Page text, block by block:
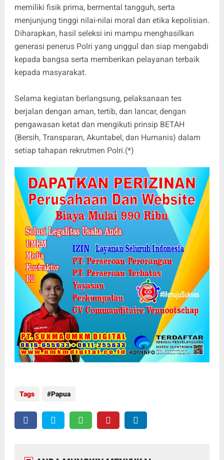
memiliki fisik prima, bermental tangguh, serta
menjunjung tinggi nilai-nilai moral dan etika kepolisian.
Diharapkan, hasil seleksi ini mampu menghasilkan
generasi penerus Polri yang unggul dan siap mengabdi
kepada bangsa serta memberikan pelayanan terbaik
kepada masyarakat.
Selama kegiatan berlangsung, pelaksanaan tes
berjalan dengan aman, tertib, dan lancar, dengan
pengawasan ketat dan mengikuti prinsip BETAH
(Bersih, Transparan, Akuntabel, dan Humanis) dalam
setiap tahapan rekrutmen Polri.(*)
Tags Papua